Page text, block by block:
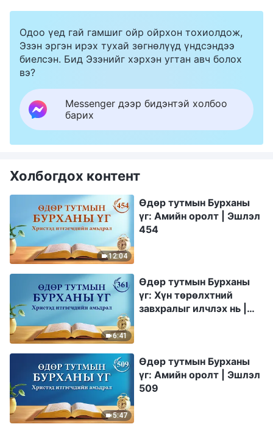
Одоо үед гай гамшиг ойр ойрхон тохиолдож,
Эзэн эргэн ирэх тухай зөгнөлүүд үндсэндээ
биелсэн. Бид Эзэнийг хэрхэн угтан авч болох
вэ?
Messenger дээр бидэнтэй холбоо
барих
Холбогдох контент
12:04
Өдөр тутмын Бурханы
үг: Амийн оролт | Эшлэл
454
6:41
Өдөр тутмын Бурханы
үг: Хүн төрөлхтний
завхралыг илчлэх нь |
5:47
Өдөр тутмын Бурханы
үг: Амийн оролт | Эшлэл
509